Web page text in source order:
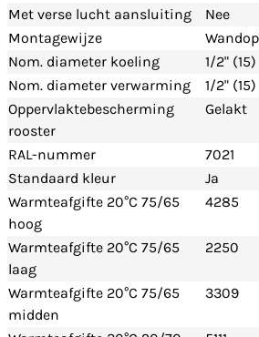
Met verse lucht aansluiting
Nee
Montagewijze
Nom. diameter koeling
1/2" (15)
Nom. diameter verwarming
1/2" (15)
Oppervlaktebescherming
rooster
Gelakt
RAL-nummer
7021
Standaard kleur
Ja
Warmteafgifte 20°C 75/65
hoog
4285
Warmteafgifte 20°C 75/65
laag
2250
Warmteafgifte 20°C 75/65
midden
3309